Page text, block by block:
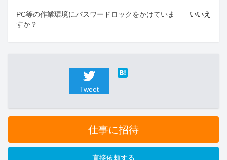
PC等の作業環境にパスワードロックをかけていま
すか？
いいえ
Tweet
仕事に招待
直接依頼する